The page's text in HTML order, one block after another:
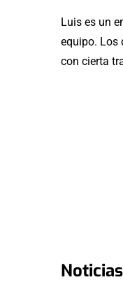
Luis es un
equipo. Los
con cierta